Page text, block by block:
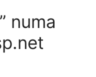
numa